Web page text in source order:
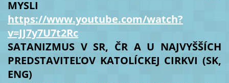
MYSLI
https://www.youtube.com/watch?
v=JJ7y7U7t2Rc
SATANIZMUS V SR, ČR A U NAJVYŠŠÍCH
PREDSTAVITEĽOV KATOLÍCKEJ CIRKVI (SK,
ENG)